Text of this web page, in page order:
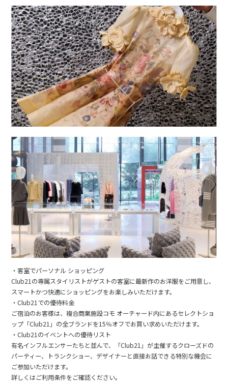
・客室でパーソナル ショッピング
Club21の専属スタイリストがゲストの客室に最新作のお洋服をご用意し、
スマートかつ快適にショッピングをお楽しみいただけます。
・Club21での優待料金
ご宿泊のお客様は、複合商業施設コモ オーチャード内にあるセレクトショ
ップ「Club21」の全ブランドを15％オフでお買い求めいただけます。
・Club21のイベントへの優待リスト
有名インフルエンサーたちと並んで、「Club21」が主催するクローズドの
パーティー、トランクショー、デザイナーと直接お話できる特別な機会に
ご参加いただけます。
詳しくはご利用条件をご確認ください。